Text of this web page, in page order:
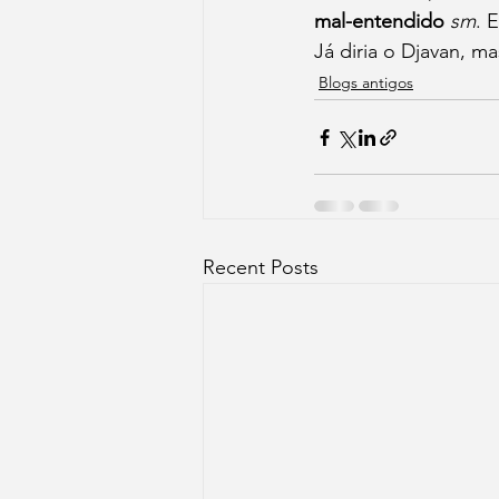
mal-entendido sm.
Já diria o Djavan,
Blogs antigos
Recent Posts